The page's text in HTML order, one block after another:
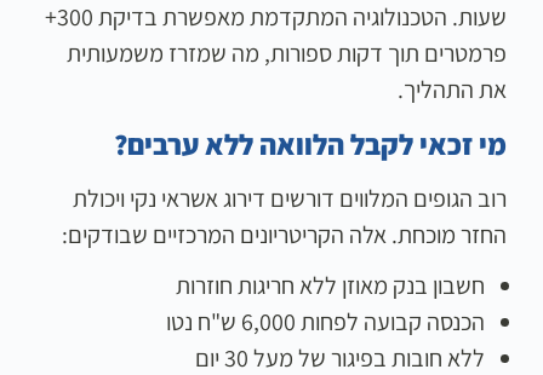
שעות. הטכנולוגיה המתקדמת מאפשרת בדיקת 300+
פרמטרים תוך דקות ספורות, מה שמזרז משמעותית
את התהליך.
מי זכאי לקבל הלוואה ללא ערבים?
רוב הגופים המלווים דורשים דירוג אשראי נקי ויכולת
החזר מוכחת. אלה הקריטריונים המרכזיים שבודקים:
חשבון בנק מאוזן ללא חריגות חוזרות
הכנסה קבועה לפחות 6,000 ש"ח נטו
ללא חובות בפיגור של מעל 30 יום